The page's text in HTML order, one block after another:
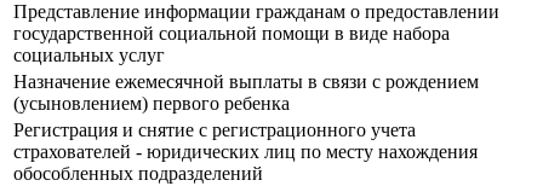
Представление информации гражданам о предоставлении
государственной социальной помощи в виде набора
социальных услуг
Назначение ежемесячной выплаты в связи с рождением
(усыновлением) первого ребенка
Регистрация и снятие с регистрационного учета
страхователей - юридических лиц по месту нахождения
обособленных подразделений